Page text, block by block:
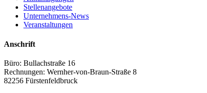
Stellenangebote
Unternehmens-News
Veranstaltungen
Anschrift
Büro: Bullachstraße 16
Rechnungen: Wernher-von-Braun-Straße 8
82256 Fürstenfeldbruck